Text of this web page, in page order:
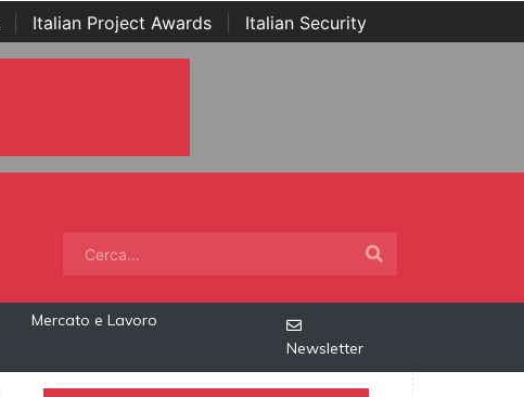
Italian Project Awards
Italian Security
Mercato e Lavoro
Newsletter